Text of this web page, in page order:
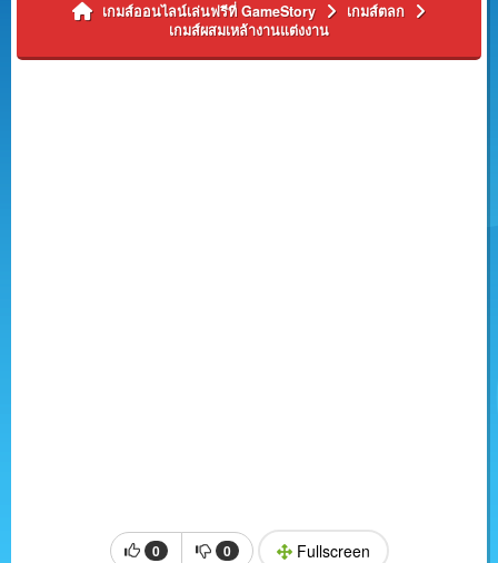
เกมส์ออนไลน์เล่นฟรีที่ GameStory
เกมส์ตลก
เกมส์ผสมเหล้างานแต่งงาน
0 0 Fullscreen